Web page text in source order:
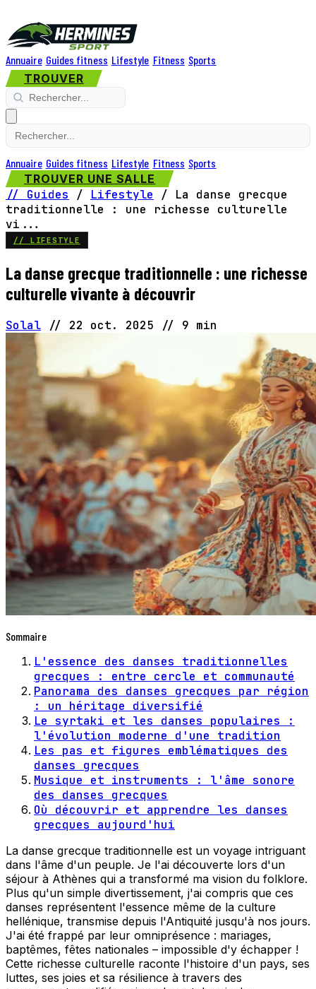
Annuaire Guides fitness Lifestyle Fitness Sports
TROUVER
Annuaire Guides fitness Lifestyle Fitness Sports
TROUVER UNE SALLE
// Guides / Lifestyle /
La danse grecque
traditionnelle : une richesse culturelle
vi...
// LIFESTYLE
La danse grecque traditionnelle : une richesse
culturelle vivante à découvrir
Solal // 22 oct. 2025 // 9 min
Sommaire
L'essence des danses traditionnelles
grecques : entre cercle et communauté
Panorama des danses grecques par région
: un héritage diversifié
Le syrtaki et les danses populaires :
l'évolution moderne d'une tradition
Les pas et figures emblématiques des
danses grecques
Musique et instruments : l'âme sonore
des danses grecques
Où découvrir et apprendre les danses
grecques aujourd'hui
La danse grecque traditionnelle est un voyage intriguant
dans l'âme d'un peuple. Je l'ai découverte lors d'un
séjour à Athènes qui a transformé ma vision du folklore.
Plus qu'un simple divertissement, j'ai compris que ces
danses représentent l'essence même de la culture
hellénique, transmise depuis l'Antiquité jusqu'à nos jours.
J'ai été frappé par leur omniprésence : mariages,
baptêmes, fêtes nationales – impossible d'y échapper !
Cette richesse culturelle raconte l'histoire d'un pays, ses
luttes, ses joies et sa résilience à travers des